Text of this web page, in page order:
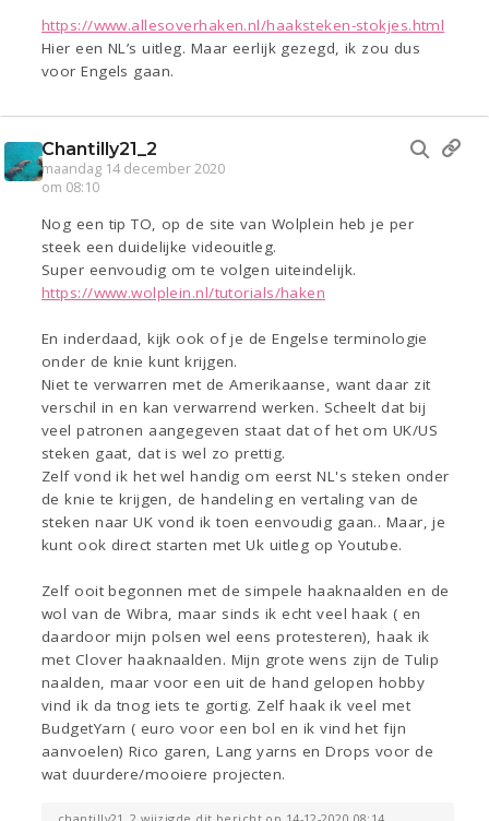
https://www.allesoverhaken.nl/haaksteken-stokjes.html
Hier een NL’s uitleg. Maar eerlijk gezegd, ik zou dus
voor Engels gaan.
Chantilly21_2
maandag 14 december 2020
om 08:10
Nog een tip TO, op de site van Wolplein heb je per
steek een duidelijke videouitleg.
Super eenvoudig om te volgen uiteindelijk.
https://www.wolplein.nl/tutorials/haken
En inderdaad, kijk ook of je de Engelse terminologie
onder de knie kunt krijgen.
Niet te verwarren met de Amerikaanse, want daar zit
verschil in en kan verwarrend werken. Scheelt dat bij
veel patronen aangegeven staat dat of het om UK/US
steken gaat, dat is wel zo prettig.
Zelf vond ik het wel handig om eerst NL's steken onder
de knie te krijgen, de handeling en vertaling van de
steken naar UK vond ik toen eenvoudig gaan.. Maar, je
kunt ook direct starten met Uk uitleg op Youtube.
Zelf ooit begonnen met de simpele haaknaalden en de
wol van de Wibra, maar sinds ik echt veel haak ( en
daardoor mijn polsen wel eens protesteren), haak ik
met Clover haaknaalden. Mijn grote wens zijn de Tulip
naalden, maar voor een uit de hand gelopen hobby
vind ik da tnog iets te gortig. Zelf haak ik veel met
BudgetYarn ( euro voor een bol en ik vind het fijn
aanvoelen) Rico garen, Lang yarns en Drops voor de
wat duurdere/mooiere projecten.